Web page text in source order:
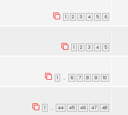
1 2 3 4 5 6
1 2 3 4 5
1 … 6 7 8 9 10
1 … 44 45 46 47 48